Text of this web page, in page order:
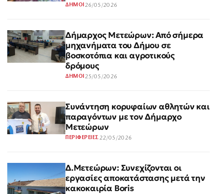
ΔΗΜΟΙ 26/05/2026
Δήμαρχος Μετεώρων: Από σήμερα
μηχανήματα του Δήμου σε
βοσκοτόπια και αγροτικούς
δρόμους
ΔΗΜΟΙ 25/05/2026
Συνάντηση κορυφαίων αθλητών και
παραγόντων με τον Δήμαρχο
Μετεώρων
ΠΕΡΙΦΕΡΕΙΕΣ 22/05/2026
Δ.Μετεώρων: Συνεχίζονται οι
εργασίες αποκατάστασης μετά την
κακοκαιρία Boris